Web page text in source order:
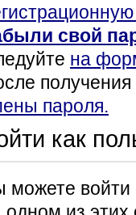
свой
на
пароля.
как
можете войти